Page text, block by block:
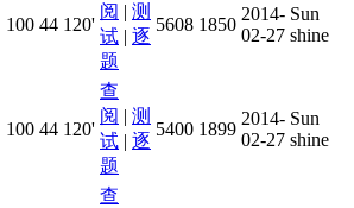
100 44 120'
阅 | 测
试 | 逐
题
5608 1850
2014-
02-27
Sun
shine
100 44 120'
查
阅 | 测
试 | 逐
题
5400 1899
2014-
02-27
Sun
shine
查